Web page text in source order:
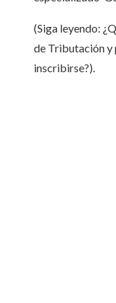
(Siga leyendo:
de Tributación y
inscribirse?).